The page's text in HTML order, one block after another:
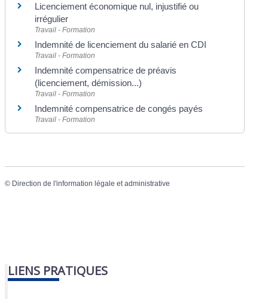
Licenciement économique nul, injustifié ou
irrégulier
Travail - Formation
Indemnité de licenciement du salarié en CDI
Travail - Formation
Indemnité compensatrice de préavis
(licenciement, démission...)
Travail - Formation
Indemnité compensatrice de congés payés
Travail - Formation
© Direction de l'information légale et administrative
LIENS PRATIQUES